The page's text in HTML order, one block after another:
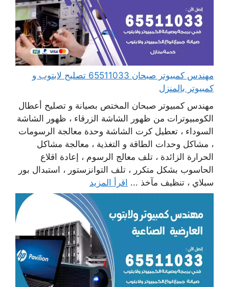
مهندس كمبيوتر صبحان 65511033 تصليح لابتوب و
كمبيوتر بالمنزل
مهندس كمبيوتر صبحان المختص بصيانة و تصليح أعطال
الكومبيوترات من ظهور الشاشة الزرقاء ، ظهور الشاشة
السوداء ، تعطيل كرت الشاشة وحدة معالجة الرسومات
، مشاكل وحدات الطاقة و التغذية ، معالجة مشاكل
الحرارة الزائدة ، تلف معالج الرسوم ، إعادة اقلاع
الحاسوب بشكل متكرر ، تلف التوانزستور ، استبدال بور
سبلاي ، تنظيف مآخذ ... اقرأ المزيد